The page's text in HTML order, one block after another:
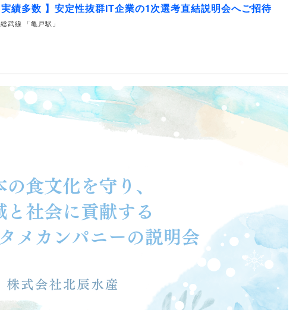
実績多数 】安定性抜群IT企業の1次選考直結説明会へご招待
武線 「亀戸駅」